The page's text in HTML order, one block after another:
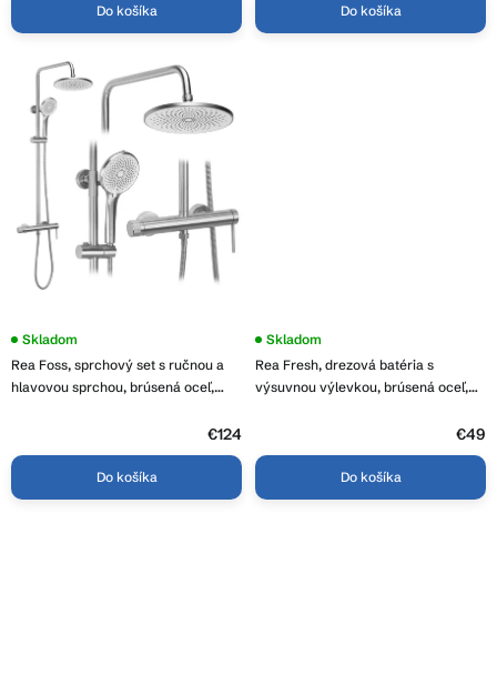
Do košíka Do košíka
Rea Foss, sprchový set s ručnou a
hlavovou sprchou, brúsená oceľ,
Skladom
€124
Do košíka
Rea Fresh, drezová batéria s
výsuvnou výlevkou, brúsená oceľ,
Skladom
€49
Do košíka